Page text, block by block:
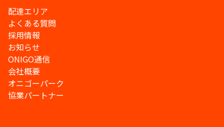
配達エリア
よくある質問
採用情報
お知らせ
ONIGO通信
会社概要
オニゴーパーク
協業パートナー